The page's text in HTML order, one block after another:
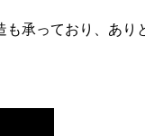
承っており、あり